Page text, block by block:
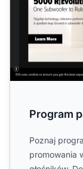
Program
Poznaj
promowania